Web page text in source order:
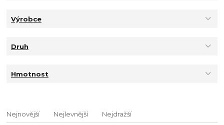
Výrobce
Druh
Hmotnost
Nejnovější Nejlevnější Nejdražší